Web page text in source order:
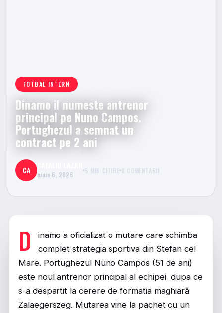
FOTBAL INTERN
Dinamo il numeste antrenor
principal pe Nuno Campos.
Portughezul a semnat un
contract pe 2 ani
CA iunie 6, 2026 5 MIN CITIRE 0 COMENTARII
D
inamo a oficializat o mutare care schimba
complet strategia sportiva din Stefan cel
Mare. Portughezul Nuno Campos (51 de ani)
este noul antrenor principal al echipei, dupa ce
s-a despartit la cerere de formatia maghiară
Zalaegerszeg. Mutarea vine la pachet cu un